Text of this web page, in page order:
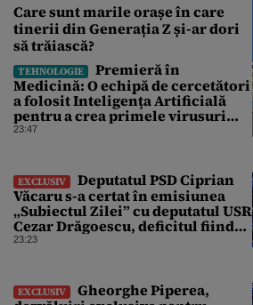
Care sunt marile orașe în care
tinerii din Generația Z și-ar dori
să trăiască?
TEHNOLOGIE
Premieră în
Medicină: O echipă de cercetători
a folosit Inteligența Artificială
pentru a crea primele virusuri
sintetice la tratarea de E.coli
23:47
EXCLUSIV
Deputatul PSD Ciprian
Văcaru s-a certat în emisiunea
„Subiectul Zilei” cu deputatul USR
Cezar Drăgoescu, deficitul fiind
motivul scandalului
23:23
EXCLUSIV
Gheorghe Piperea,